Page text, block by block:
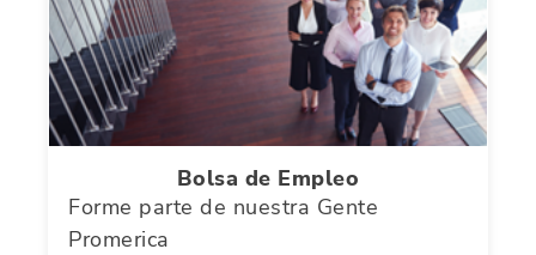
Bolsa de Empleo
Forme parte de nuestra Gente
Promerica